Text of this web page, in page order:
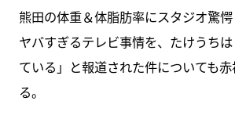
熊田の体重＆体脂肪率にスタジオ驚
ヤバすぎるテレビ事情を、たけうち
ている」と報道された件についても
る。